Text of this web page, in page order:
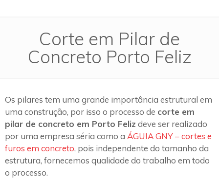
Corte em Pilar de
Concreto Porto Feliz
Os pilares tem uma grande importância estrutural em
uma construção, por isso o processo de corte em
pilar de concreto em Porto Feliz deve ser realizado
por uma empresa séria como a ÁGUIA GNY – cortes e
furos em concreto, pois independente do tamanho da
estrutura, fornecemos qualidade do trabalho em todo
o processo.